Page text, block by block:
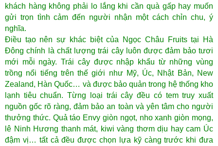
khách hàng không phải lo lắng khi cần quà gấp hay muốn
gửi trọn tình cảm đến người nhận một cách chỉn chu, ý
nghĩa.
Điều tạo nên sự khác biệt của Ngọc Châu Fruits tại Hà
Đông chính là chất lượng trái cây luôn được đảm bảo tươi
mới mỗi ngày. Trái cây được nhập khẩu từ những vùng
trồng nổi tiếng trên thế giới như Mỹ, Úc, Nhật Bản, New
Zealand, Hàn Quốc… và được bảo quản trong hệ thống kho
lạnh tiêu chuẩn. Từng loại trái cây đều có tem truy xuất
nguồn gốc rõ ràng, đảm bảo an toàn và yên tâm cho người
thưởng thức. Quả táo Envy giòn ngọt, nho xanh giòn mọng,
lê Ninh Hương thanh mát, kiwi vàng thơm dịu hay cam Úc
đậm vị… tất cả đều được chọn lựa kỹ càng trước khi đưa